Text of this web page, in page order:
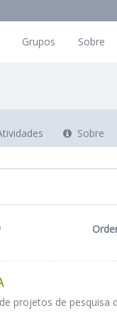
Grupos Sobre
Sobre
projetos de pesquisa